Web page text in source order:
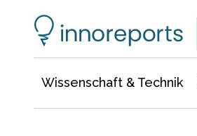
Wissenschaft & Technik